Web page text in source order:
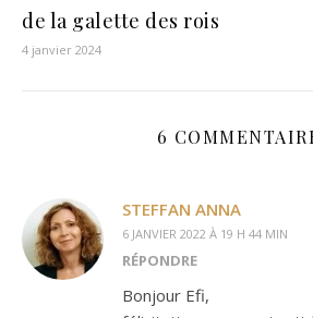
de la galette des rois
4 janvier 2024
6
STEFFAN ANNA
6 JANVIER 2022 À 19 H 44 MIN
RÉPONDRE
Bonjour Efi,